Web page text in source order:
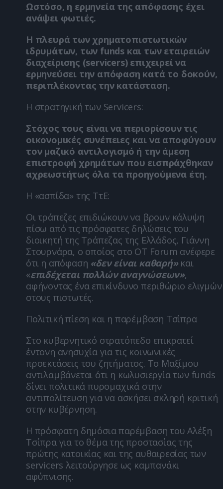
Ωστόσο, η ερμηνεία της απόφασης έχει
ανάψει φωτιές.
Η πλευρά των χρηματοπιστωτικών
ιδρυμάτων, των funds και των εταιρειών
διαχείρισης (servicers) επιχειρεί να
ερμηνεύσει την απόφαση κατά το δοκούν,
περιπλέκοντας την κατάσταση.
Η στρατηγική των Servicers:
Στόχος τους είναι να περιορίσουν τις
οικονομικές συνέπειες και να αποφύγουν
τον μαζικό αντιλογισμό ή την άμεση
επιστροφή χρημάτων που εισπράχθηκαν
αχρεωστήτως όλα τα προηγούμενα έτη.
Η «ασπίδα» της ΤτΕ:
Οι τράπεζες επιδιώκουν να βρουν κάλυψη
πίσω από τις πρόσφατες δηλώσεις του
διοικητή της Τράπεζας της Ελλάδος, Γιάννη
Στουρνάρα, ο οποίος στο OT Forum ανέφερε
ότι η απόφαση «δεν είναι καθαρή»και
«επιδέχεται πολλών αναγνώσεων»,
αφήνοντας ένα επικίνδυνο περιθώριο ελιγμών
στους πιστωτές.
Πολιτική πίεση και η παρέμβαση Τσίπρα
Στο κυβερνητικό στρατόπεδο επικρατεί
έντονη ανησυχία για τις κοινωνικές
προεκτάσεις του ζητήματος. Το Μαξίμου
αντιλαμβάνεται ότι η κωλυσιεργία των funds
δίνει πολιτικά πυρομαχικά στην
αντιπολίτευση για να ασκήσει σκληρή κριτική
στην κυβέρνηση.
Η πρόσφατη δημόσια παρέμβαση του Αλέξη
Τσίπρα για το θέμα της προστασίας της
πρώτης κατοικίας και της αυθαιρεσίας των
servicers λειτούργησε ως καμπανάκι
αφύπνισης.